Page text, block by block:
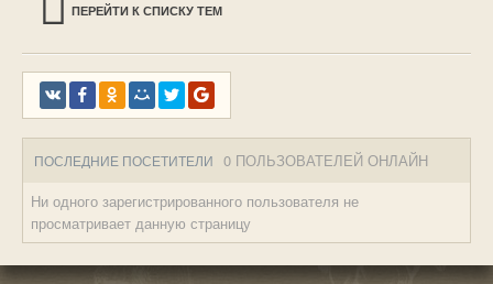
ПЕРЕЙТИ К СПИСКУ ТЕМ
ПОСЛЕДНИЕ ПОСЕТИТЕЛИ 0 ПОЛЬЗОВАТЕЛЕЙ ОНЛАЙН
Ни одного зарегистрированного пользователя не
просматривает данную страницу